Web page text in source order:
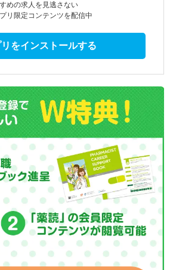
めの求人を見逃さない
リ限定コンテンツを配信中
をインストールする